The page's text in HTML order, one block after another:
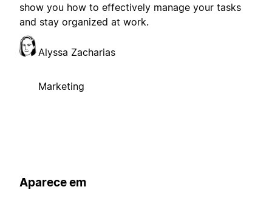
show you how to effectively manage your tasks
and stay organized at work.
Alyssa Zacharias
Marketing
Aparece em